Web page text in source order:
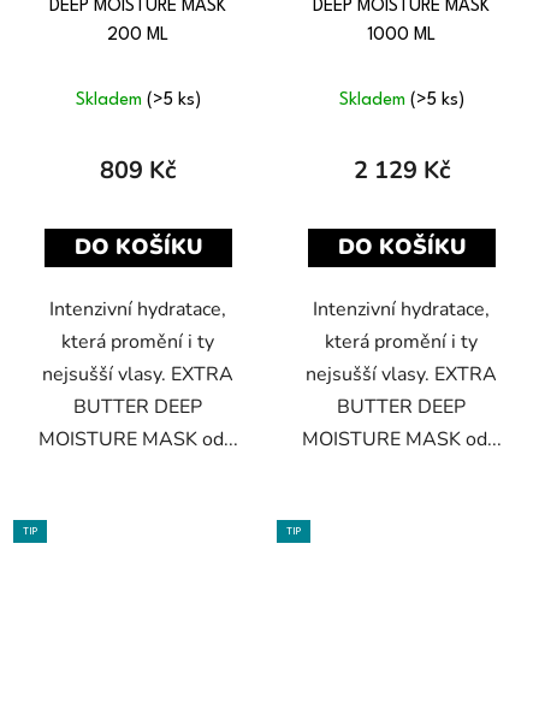
DEEP MOISTURE MASK
200 ML
Skladem (>5 ks)
809 Kč
DO KOŠÍKU
Intenzivní hydratace,
která promění i ty
nejsušší vlasy. EXTRA
BUTTER DEEP
MOISTURE MASK od...
DEEP MOISTURE MASK
1000 ML
Skladem (>5 ks)
2 129 Kč
DO KOŠÍKU
Intenzivní hydratace,
která promění i ty
nejsušší vlasy. EXTRA
BUTTER DEEP
MOISTURE MASK od...
TIP TIP